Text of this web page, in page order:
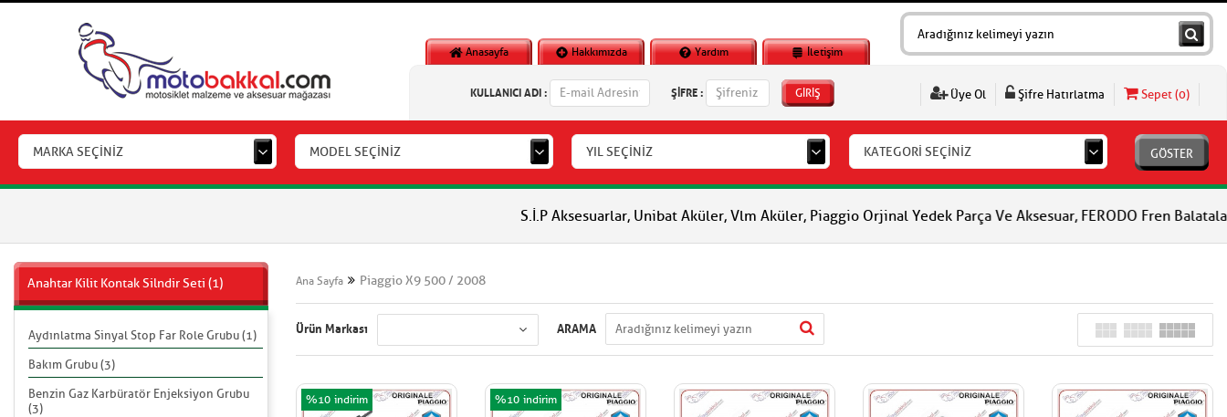
Anasayfa Hakkımızda Yardım İletişim
KULLANICI ADI : ŞİFRE : GİRİŞ Üye Ol Şifre Hatırlatma Sepet (0)
MARKA SEÇİNİZ MODEL SEÇİNİZ YIL SEÇİNİZ KATEGORİ SEÇİNİZ GÖSTER
S.İ.P Aksesuarlar, Unibat Aküler, Vlm Aküler, Piaggio Orjinal Yedek Parça Ve Aksesuar, FERODO Fren Balataları,
Anahtar Kilit Kontak Silndir Seti (1)
Aydınlatma Sinyal Stop Far Role Grubu (1)
Bakım Grubu (3)
Benzin Gaz Karbüratör Enjeksiyon Grubu
(3)
Ana Sayfa Piaggio X9 500 / 2008
Ürün Markası ARAMA
%10 %10